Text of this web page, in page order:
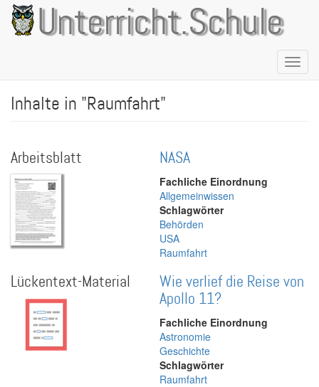
Direkt
zum
Inhalt
Unterricht.Schule
Inhalte in "Raumfahrt"
Arbeitsblatt NASA
Fachliche Einordnung
Allgemeinwissen
Schlagwörter
Behörden
USA
Raumfahrt
Lückentext-Material
Wie verlief die Reise von
Apollo 11?
Fachliche Einordnung
Astronomie
Geschichte
Schlagwörter
Raumfahrt